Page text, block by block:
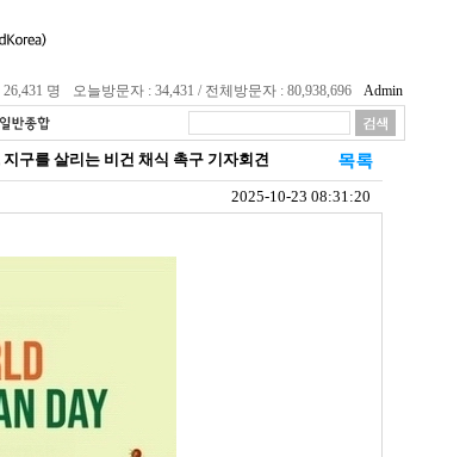
명 오늘방문자 : 34,431 / 전체방문자 : 80,938,696 Admin
구를 살리는 비건 채식 촉구 기자회견
2025-10-23 08:31:20